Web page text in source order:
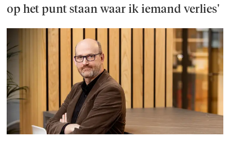
op het punt staan waar ik iemand verlies'